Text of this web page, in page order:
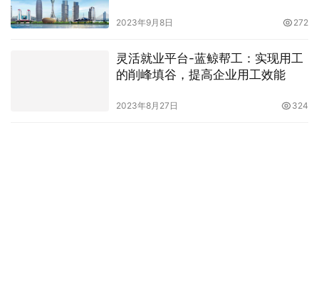
2023年9月8日 272
灵活就业平台-蓝鲸帮工：实现用工
的削峰填谷，提高企业用工效能
2023年8月27日 324